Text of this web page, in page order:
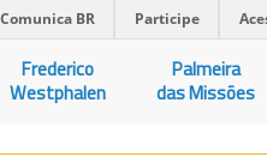
Comunica BR Participe
Frederico
Westphalen
Palmeira
das Missões